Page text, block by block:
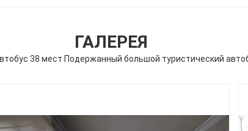
ГАЛЕРЕЯ
38 мест Подержанный большой туристический